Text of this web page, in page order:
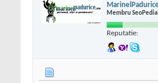
MarinelPadurice
Membru SeoPedia
Reputatie: